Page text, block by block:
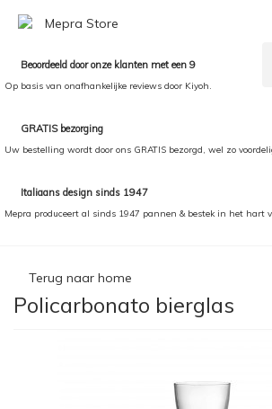
Beoordeeld door onze klanten met een 9
Op basis van onafhankelijke reviews door Kiyoh.
GRATIS bezorging
Uw bestelling wordt door ons GRATIS bezorgd, wel zo
Italiaans design sinds 1947
Mepra produceert al sinds 1947 pannen & bestek in het hart
Terug naar home
Policarbonato bierglas